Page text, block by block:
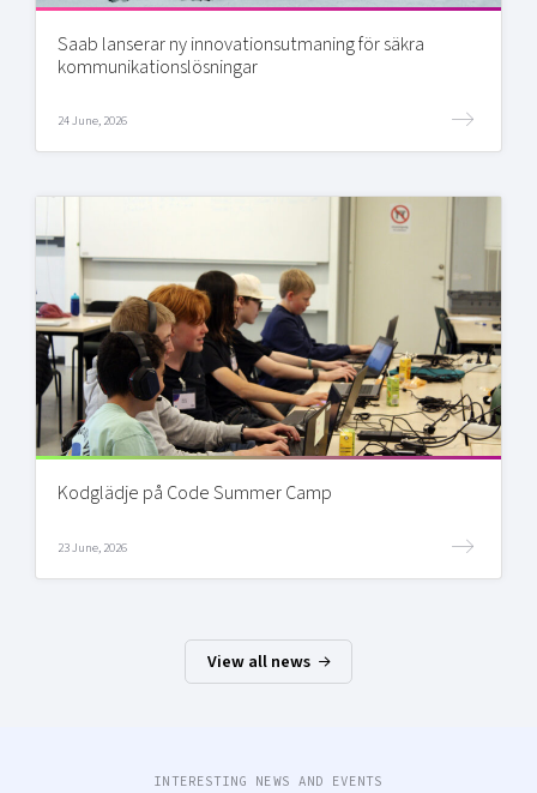
Saab lanserar ny innovationsutmaning för säkra
kommunikationslösningar
24 June, 2026
Kodglädje på Code Summer Camp
23 June, 2026
View all news
INTERESTING NEWS AND EVENTS